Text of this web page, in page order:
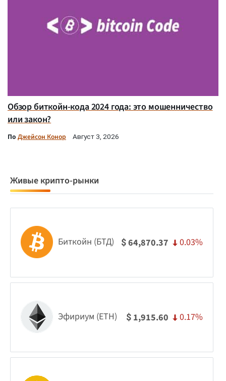
Обзор биткойн-кода 2024 года: это мошенничество
или закон?
По Джейсон Конор Август 3, 2026
Живые крипто-рынки
Биткойн (БТД) $64,870.37 0.03%
Эфириум (ETH) $ 1,915.60 0.17%